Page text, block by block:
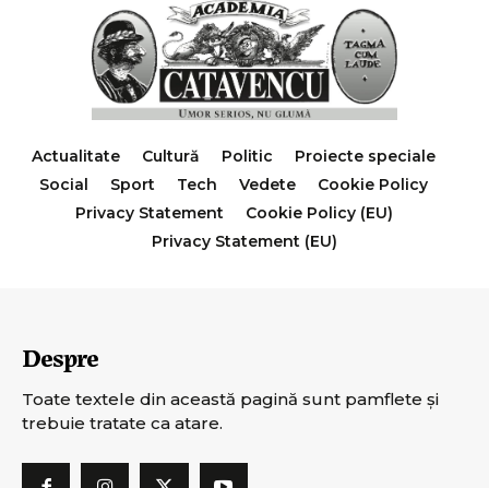
Actualitate Cultură Politic
Proiecte speciale
Social
Sport Tech Vedete
Cookie Policy
Privacy Statement
Cookie Policy (EU)
Privacy Statement (EU)
Despre
Toate textele din această pagină sunt pamflete şi
trebuie tratate ca atare.